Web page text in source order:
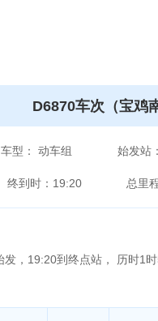
D6870车次（宝鸡
车型： 动车组 始发站：
终到时： 19:20 总里
，19:20到终点站， 历时1